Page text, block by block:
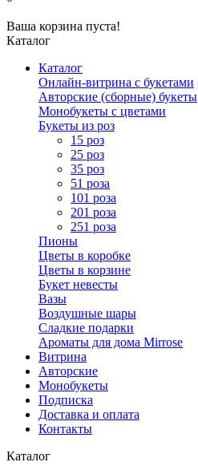
Ваша корзина пуста!
Каталог
Каталог
Онлайн-витрина с букетами
Авторские (сборные) букеты
Монобукеты с цветами
Букеты из роз
15 роз
25 роз
35 роз
51 роза
101 роза
201 роза
251 роза
Пионы
Цветы в коробке
Цветы в корзине
Букет невесты
Вазы
Воздушные шары
Сладкие подарки
Ароматы для дома Mirrose
Витрина
Авторские
Монобукеты
Подписка
Доставка и оплата
Контакты
Каталог